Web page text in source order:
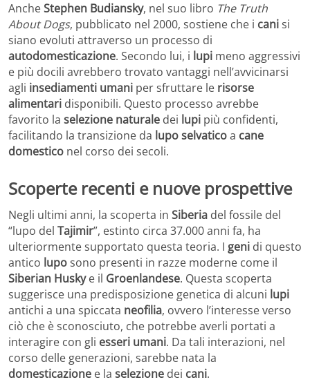
AncheStephen Budiansky, nel suo libro The Truth
About Dogs, pubblicato nel 2000, sostiene che i canisi
siano evoluti attraverso un processo di
autodomesticazione. Secondo lui, i lupi meno aggressivi
e più docili avrebbero trovato vantaggi nell’avvicinarsi
agli insediamenti umani per sfruttare le risorse
alimentari disponibili. Questo processo avrebbe
favorito la selezione naturale dei lupi più confidenti,
facilitando la transizione da lupo selvaticoa cane
domestico nel corso dei secoli.
Scoperte recenti e nuove prospettive
Negli ultimi anni, la scoperta in Siberia del fossile del
“lupo del Tajimir”, estinto circa 37.000 anni fa, ha
ulteriormente supportato questa teoria. I geni di questo
antico luposono presenti in razze moderne come il
Siberian Huskye il Groenlandese. Questa scoperta
suggerisce una predisposizione genetica di alcuni lupi
antichi a una spiccata neofilia, ovvero l’interesse verso
ciò che è sconosciuto, che potrebbe averli portati a
interagire con gli esseri umani. Da tali interazioni, nel
corso delle generazioni, sarebbe nata la
domesticazione e la selezione dei cani.